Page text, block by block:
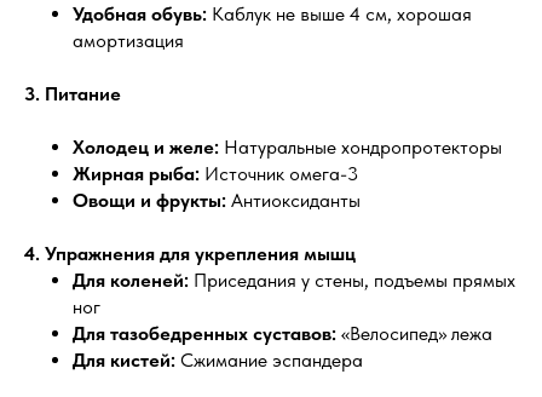
Удобная обувь: Каблук не выше 4 см, хорошая
амортизация
3. Питание
Холодец и желе: Натуральные хондропротекторы
Жирная рыба: Источник омега-3
Овощи и фрукты: Антиоксиданты
4. Упражнения для укрепления мышц
Для коленей: Приседания у стены, подъемы прямых
ног
Для тазобедренных суставов: «Велосипед» лежа
Для кистей: Сжимание эспандера